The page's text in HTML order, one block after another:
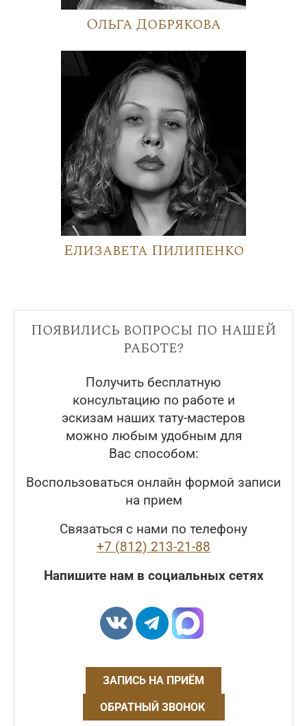
Ольга Добрякова
Елизавета Пилипенко
Появились вопросы по нашей
работе?
Получить бесплатную
консультацию по работе и
эскизам наших тату-мастеров
можно любым удобным для
Вас способом:
Воспользоваться онлайн формой записи
на прием
Связаться с нами по телефону
+7 (812) 213-21-88
Напишите нам в социальных сетях
ЗАПИСЬ НА ПРИЁМ
ОБРАТНЫЙ ЗВОНОК